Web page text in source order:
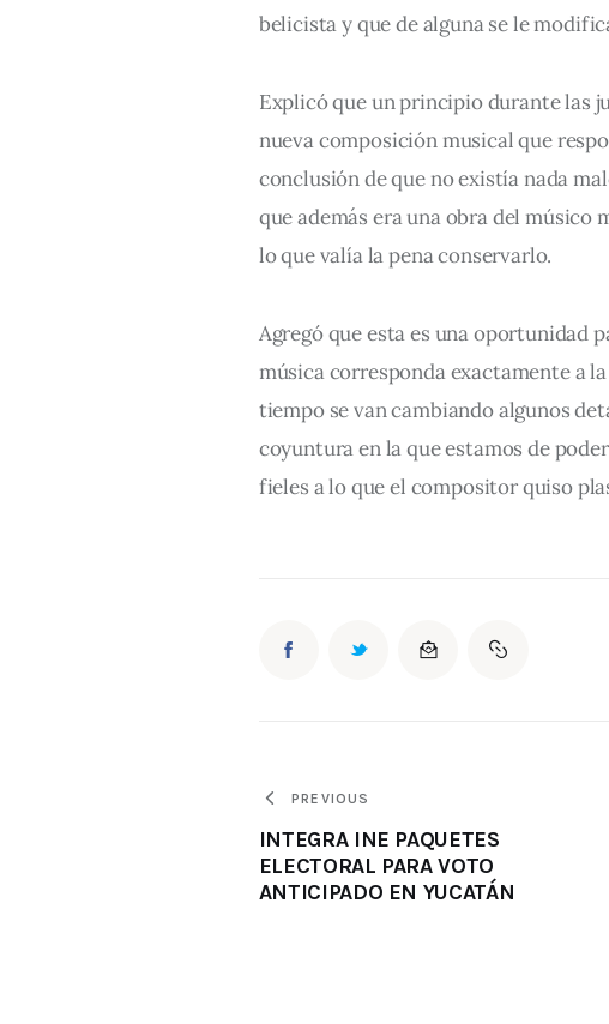
belicista y que de alguna se le
Explicó que un principio durante las
nueva composición musical que
conclusión de que no existía nada
que además era una obra del músico
lo que valía la pena conservarlo.
Agregó que esta es una oportunidad
música corresponda exactamente a
tiempo se van cambiando algunos
coyuntura en la que estamos de
fieles a lo que el compositor quiso
PREVIOUS
INTEGRA INE PAQUETES
ELECTORAL PARA VOTO
ANTICIPADO EN YUCATÁN